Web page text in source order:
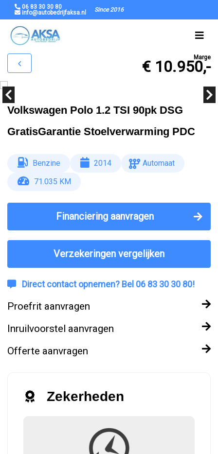
06 83 30 30 80
info@autobedrijfaksa.nl
Since 2016
Marge
€ 10.950,-
Volkswagen Polo 1.2 TSI 90pk DSG
GratisGarantie Stoelverwarming PDC
Benzine 2014
Automaat
71.035 KM
Financiering aanvragen
Verzekeringen vergelijken
Direct contact opnemen? Bel 06 83 30 30 80!
Proefrit aanvragen
Inruilvoorstel aanvragen
Offerte aanvragen
Zekerheden